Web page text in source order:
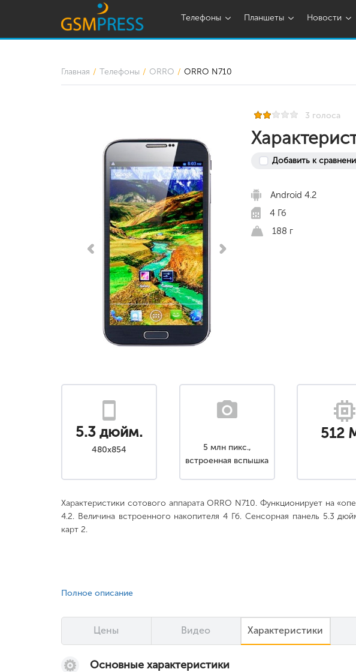
Телефоны Планшеты Новости
Главная Телефоны ORRO ORRO N710
3 голоса
Добавить к
Android 4.2
4 Гб
188 г
5.3 дюйм.
480x854
5 млн пикс.,
встроенная вспышка
512
Характеристики сотового аппарата ORRO N710. Функционирует на
4.2. Величина встроенного накопителя 4 Гб. Сенсорная панель 5.3
карт 2.
Полное описание
Цены Видео Характеристики
Основные характеристики